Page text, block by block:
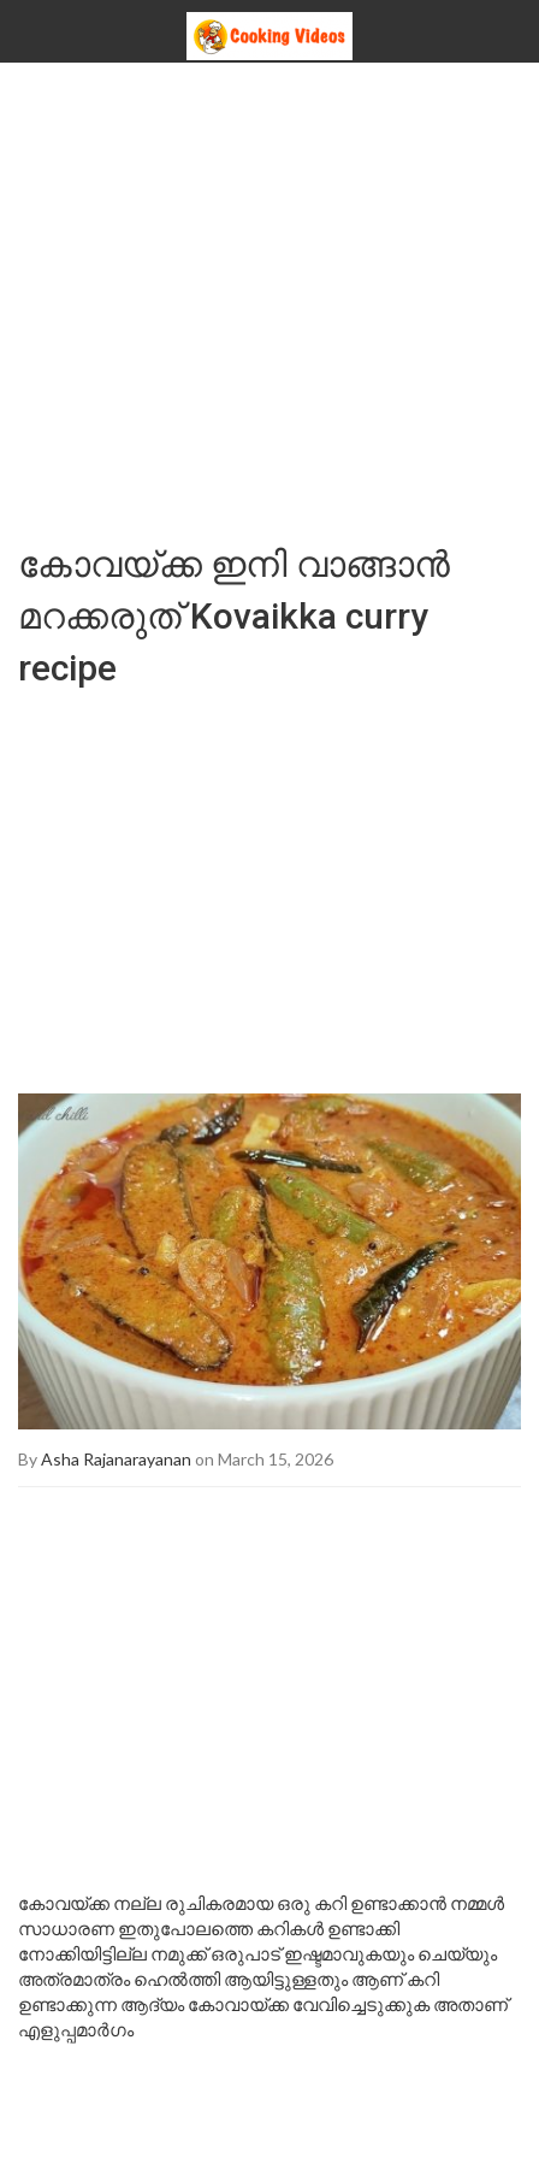
കോവയ്ക്ക ഇനി വാങ്ങാൻ
മറക്കരുത് Kovaikka curry
recipe
ByAsha Rajanarayanan on March 15, 2026
കോവയ്ക്ക നല്ല രുചികരമായ ഒരു കറി ഉണ്ടാക്കാൻ നമ്മൾ
സാധാരണ ഇതുപോലത്തെ കറികൾ ഉണ്ടാക്കി
നോക്കിയിട്ടില്ല നമുക്ക് ഒരുപാട് ഇഷ്ടമാവുകയും ചെയ്യും
അത്രമാത്രം ഹെൽത്തി ആയിട്ടുള്ളതും ആണ് കറി
ഉണ്ടാക്കുന്ന ആദ്യം കോവായ്ക്ക വേവിച്ചെടുക്കുക അതാണ്
എളുപ്പമാർഗം